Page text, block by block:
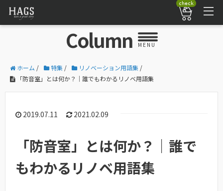
check
Column MENU
ホーム / 特集 / リノベーション用語集 /
「防音室」とは何か？｜誰でもわかるリノベ用語集
2019.07.11 2021.02.09
「防音室」とは何か？｜誰で
もわかるリノベ用語集